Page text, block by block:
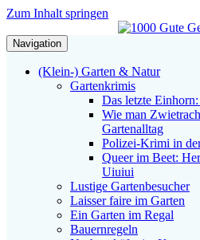
Zum Inhalt springen
Navigation
(Klein-) Garten & Natur
Gartenkrimis
Das letzte
Wie man
Gartenalltag
Polizei-Krimi in
Queer im Beet:
Uiuiui
Lustige Gartenbesucher
Laisser faire im Garten
Ein Garten im Regal
Bauernregeln